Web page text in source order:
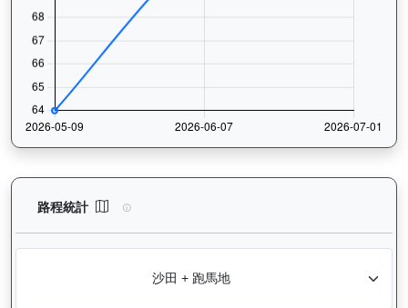
路程統計 㩒住贏（L310）— 路程統計分析：查看香港賽